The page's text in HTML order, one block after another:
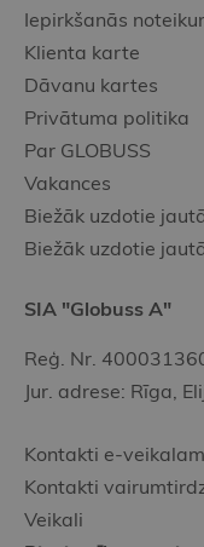
Iepirkšanās
Klienta karte
Dāvanu kartes
Privātuma politika
Par GLOBUSS
Vakances
Biežāk uzdotie
Biežāk uzdotie
SIA "Globuss A"
Reģ. Nr.
Jur. adrese: Rīga,
Kontakti e-veikalam
Kontakti
Veikali